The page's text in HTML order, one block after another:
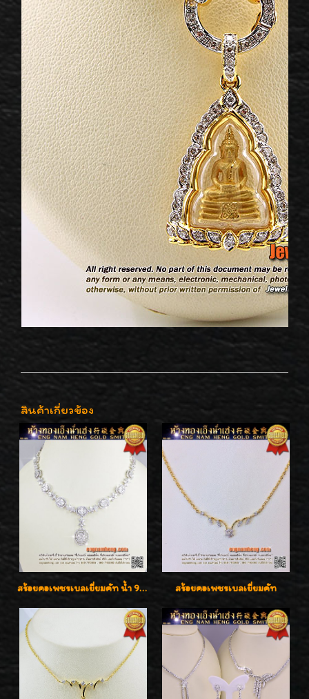
สินค้าเกี่ยวข้อง
สร้อยคอเพชรเบลเยี่ยมคัท น้ำ 99% E-Color / VVS น้ำหนักเพชรรวม 16.05 กะรัต สร้อยคอเพชรเบลเยี่ยมคัท